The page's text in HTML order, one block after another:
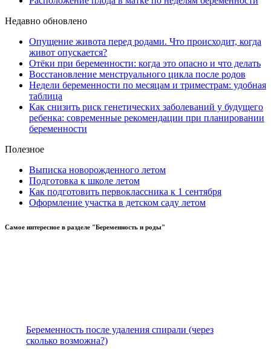
Недавно обновлено
Опущение живота перед родами. Что происходит, когда
живот опускается?
Отёки при беременности: когда это опасно и что делать
Восстановление менструального цикла после родов
Недели беременности по месяцам и триместрам: удобная
таблица
Как снизить риск генетических заболеваний у будущего
ребенка: современные рекомендации при планировании
беременности
Полезное
Выписка новорожденного летом
Подготовка к школе летом
Как подготовить первоклассника к 1 сентября
Оформление участка в детском саду летом
Самое интересное в разделе "Беременность и роды"
Беременность после удаления спирали (через
сколько возможна?)